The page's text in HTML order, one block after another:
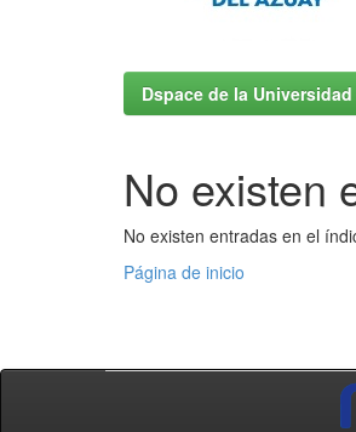
Dspace de la
No existen
No existen entradas en el
Página de inicio